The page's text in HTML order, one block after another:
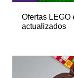
Ofertas LEGO
actualizados